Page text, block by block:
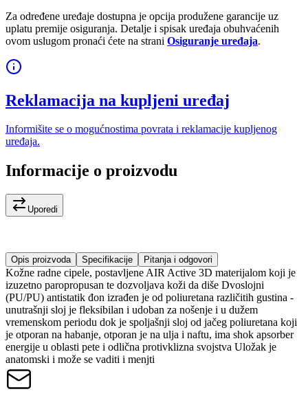
Za određene uređaje dostupna je opcija produžene garancije uz
uplatu premije osiguranja. Detalje i spisak uređaja obuhvaćenih
ovom uslugom pronaći ćete na strani Osiguranje uređaja.
Reklamacija na kupljeni uređaj
Informišite se o mogućnostima povrata i reklamacije kupljenog
uređaja.
Informacije o proizvodu
Uporedi
Opis proizvoda Specifikacije Pitanja i odgovori
Kožne radne cipele, postavljene AIR Active 3D materijalom koji je
izuzetno paropropusan te dozvoljava koži da diše Dvoslojni
(PU/PU) antistatik đon izrađen je od poliuretana različitih gustina -
unutrašnji sloj je fleksibilan i udoban za nošenje i u dužem
vremenskom periodu dok je spoljašnji sloj od jačeg poliuretana koji
je otporan na habanje, otporan je na ulja i naftu, ima shok apsorber
energije u oblasti pete i odlična protivklizna svojstva Uložak je
anatomski i može se vaditi i menjti